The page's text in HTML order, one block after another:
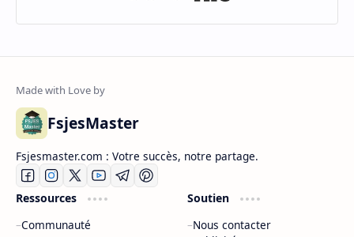
FsjesMaster
Fsjesmaster.com : Votre succès, notre partage.
Ressources
Communauté
Soutien
Nous contacter